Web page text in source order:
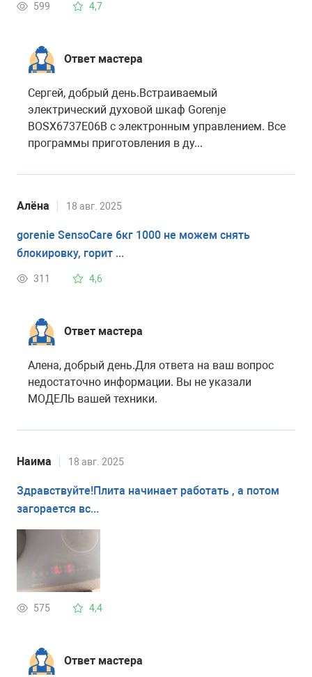
599 4,7
Ответ мастера
Сергей, добрый день.Встраиваемый
электрический духовой шкаф Gorenje
BOSX6737E06B с электронным управлением. Все
программы приготовления в ду...
Алёна 18 авг. 2025
gorenie SensoCare 6кг 1000 не можем снять
блокировку, горит ...
311 4,6
Ответ мастера
Алена, добрый день.Для ответа на ваш вопрос
недостаточно информации. Вы не указали
МОДЕЛЬ вашей техники.
Наима 18 авг. 2025
Здравствуйте!Плита начинает работать , а потом
загорается вс...
575 4,4
Ответ мастера